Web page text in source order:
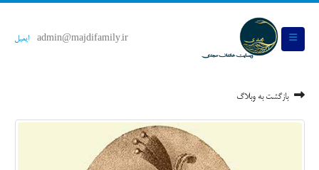
admin@majdifamily.ir ایمیل
بازگشت به وبلاگ